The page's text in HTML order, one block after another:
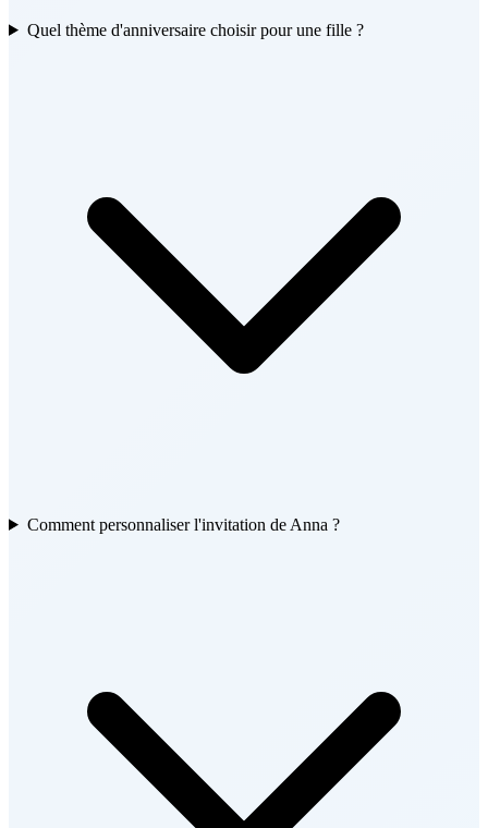
Quel thème d'anniversaire choisir pour une fille ?
Comment personnaliser l'invitation de Anna ?